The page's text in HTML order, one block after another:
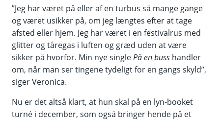
”Jeg har været på eller af en turbus så mange gange
og været usikker på, om jeg længtes efter at tage
afsted eller hjem. Jeg har været i en festivalrus med
glitter og tåregas i luften og græd uden at være
sikker på hvorfor. Min nye singlePå en buss handler
om, når man ser tingene tydeligt for en gangs skyld”,
siger Veronica.
Nu er det altså klart, at hun skal på en lyn-booket
turné i december, som også bringer hende på et